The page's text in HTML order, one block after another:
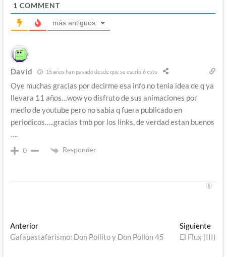
1 COMMENT
más antiguos
David 15 años han pasado desde que se escribió esto
Oye muchas gracias por decirme esa info no tenia idea de q ya
llevara 11 años…wow yo disfruto de sus animaciones por
medio de youtube pero no sabia q fuera publicado en
periodicos…..gracias tmb por los links, de verdad estan buenos
….
0 Responder
Navegación
de
AnteriorEntrada
anterior:
Gafapastafarismo: Don Pollito y Don Pollon 45
Siguiente
El Flux (III)